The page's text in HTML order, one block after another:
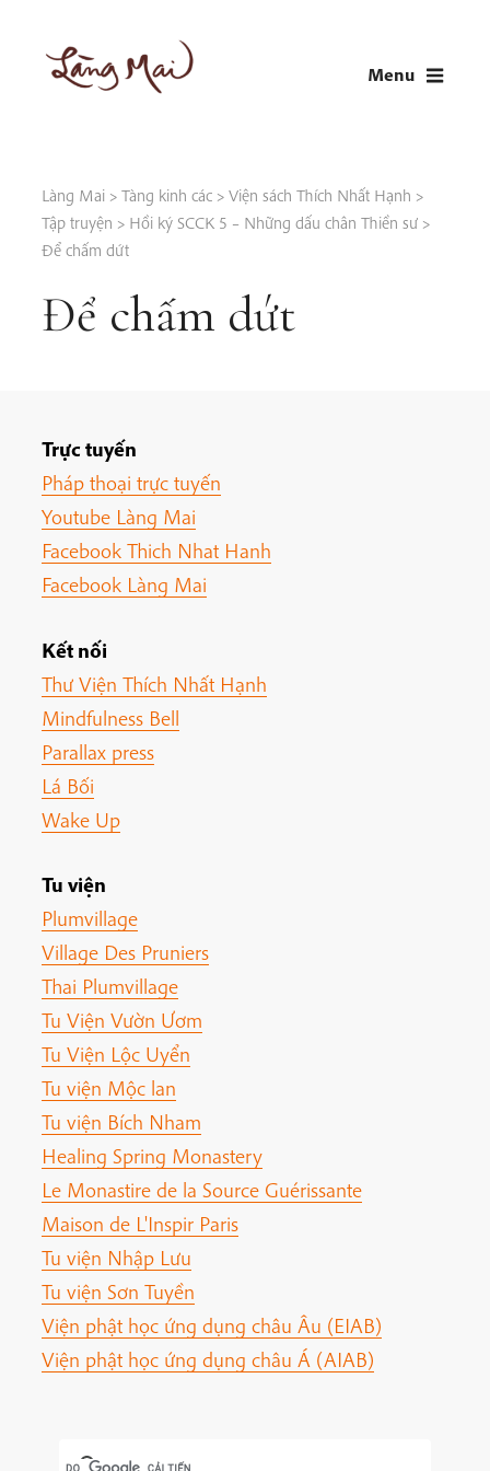
content
Menu
Làng Mai > Tàng kinh các > Viện sách Thích Nhất Hạnh >
Tập truyện > Hồi ký SCCK 5 – Những dấu chân Thiền sư >
Để chấm dứt
Để chấm dứt
Trực tuyến
Pháp thoại trực tuyến
Youtube Làng Mai
Facebook Thich Nhat Hanh
Facebook Làng Mai
Kết nối
Thư Viện Thích Nhất Hạnh
Mindfulness Bell
Parallax press
Lá Bối
Wake Up
Tu viện
Plumvillage
Village Des Pruniers
Thai Plumvillage
Tu Viện Vườn Ươm
Tu Viện Lộc Uyển
Tu viện Mộc lan
Tu viện Bích Nham
Healing Spring Monastery
Le Monastire de la Source Guérissante
Maison de L'Inspir Paris
Tu viện Nhập Lưu
Tu viện Sơn Tuyền
Viện phật học ứng dụng châu Âu (EIAB)
Viện phật học ứng dụng châu Á (AIAB)